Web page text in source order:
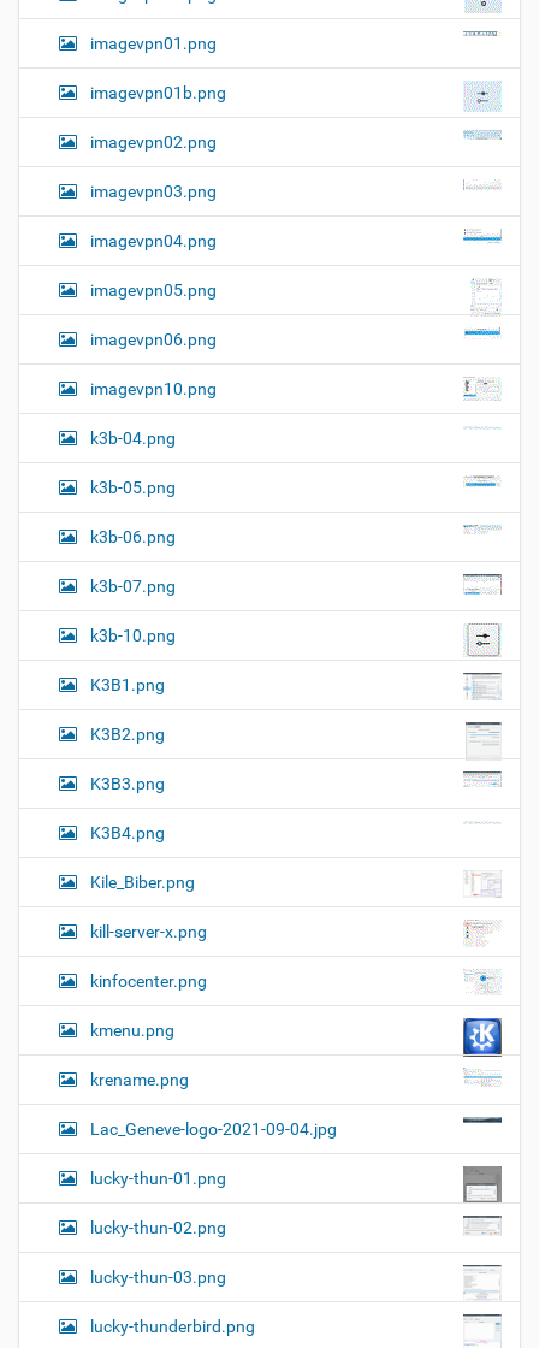
imagevpn01.png
imagevpn01b.png
imagevpn02.png
imagevpn03.png
imagevpn04.png
imagevpn05.png
imagevpn06.png
imagevpn10.png
k3b-04.png
k3b-05.png
k3b-06.png
k3b-07.png
k3b-10.png
K3B1.png
K3B2.png
K3B3.png
K3B4.png
Kile_Biber.png
kill-server-x.png
kinfocenter.png
kmenu.png
krename.png
Lac_Geneve-logo-2021-09-04.jpg
lucky-thun-01.png
lucky-thun-02.png
lucky-thun-03.png
lucky-thunderbird.png